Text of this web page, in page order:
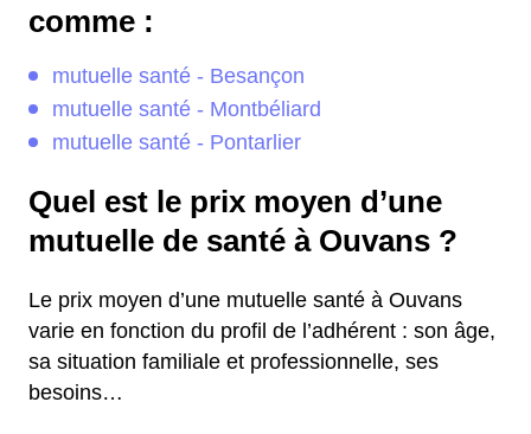
comme :
mutuelle santé - Besançon
mutuelle santé - Montbéliard
mutuelle santé - Pontarlier
Quel est le prix moyen d’une
mutuelle de santé à Ouvans ?
Le prix moyen d’une mutuelle santé à Ouvans
varie en fonction du profil de l’adhérent : son âge,
sa situation familiale et professionnelle, ses
besoins…